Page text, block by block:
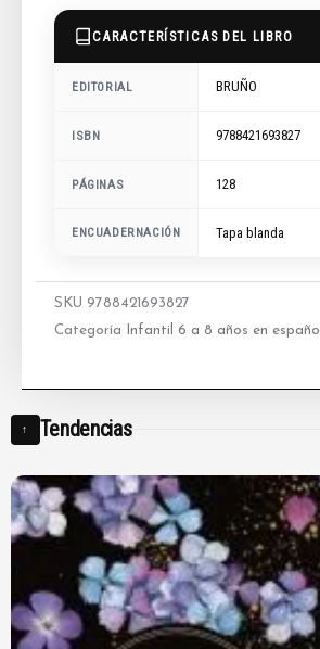
CARACTERÍSTICAS DEL LIBRO
EDITORIAL BRUÑO
ISBN 9788421693827
PÁGINAS 128
ENCUADERNACIÓN Tapa blanda
SKU 9788421693827
Categoría
Infantil 6 a 8 años en español
↑ Tendencias